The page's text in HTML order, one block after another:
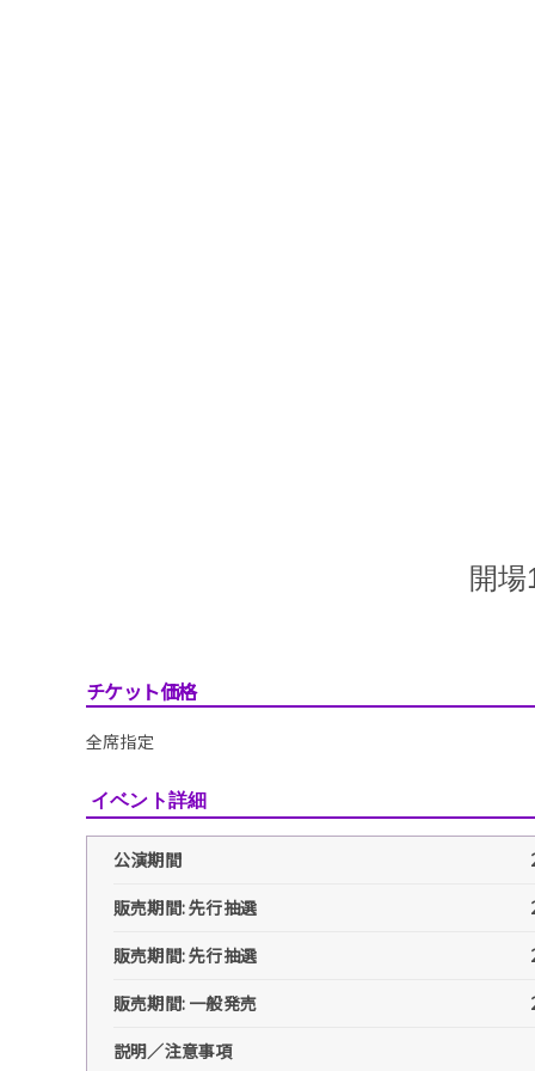
開
チケット価格
全席指定
イベント詳細
公演期間
販売期間: 先行抽選
販売期間: 先行抽選
販売期間: 一般発売
説明／注意事項